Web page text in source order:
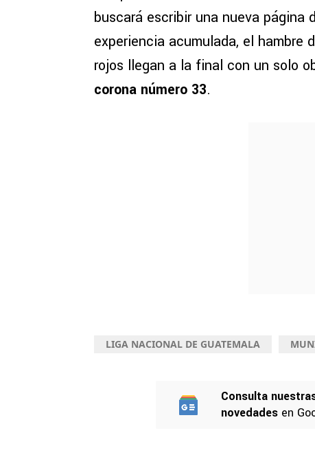
buscará escribir una nueva página
experiencia acumulada, el hambre
rojos llegan a la final con un solo
corona número 33.
LIGA NACIONAL DE GUATEMALA
Consulta
novedades en